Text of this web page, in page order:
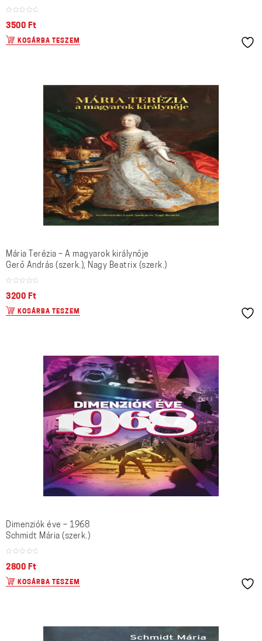
3500 Ft
KOSÁRBA TESZEM
Mária Terézia – A magyarok királynője
Gerő András (szerk.), Nagy Beatrix (szerk.)
3200 Ft
KOSÁRBA TESZEM
Dimenziók éve – 1968
Schmidt Mária (szerk.)
2800 Ft
KOSÁRBA TESZEM